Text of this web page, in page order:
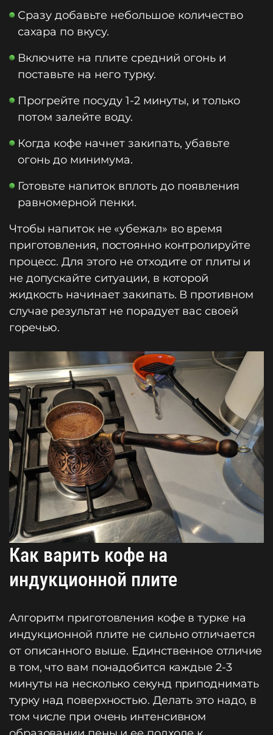
Сразу добавьте небольшое количество
сахара по вкусу.
Включите на плите средний огонь и
поставьте на него турку.
Прогрейте посуду 1-2 минуты, и только
потом залейте воду.
Когда кофе начнет закипать, убавьте
огонь до минимума.
Готовьте напиток вплоть до появления
равномерной пенки.
Чтобы напиток не «убежал» во время
приготовления, постоянно контролируйте
процесс. Для этого не отходите от плиты и
не допускайте ситуации, в которой
жидкость начинает закипать. В противном
случае результат не порадует вас своей
горечью.
Как варить кофе на
индукционной плите
Алгоритм приготовления кофе в турке на
индукционной плите не сильно отличается
от описанного выше. Единственное отличие
в том, что вам понадобится каждые 2-3
минуты на несколько секунд приподнимать
турку над поверхностью. Делать это надо, в
том числе при очень интенсивном